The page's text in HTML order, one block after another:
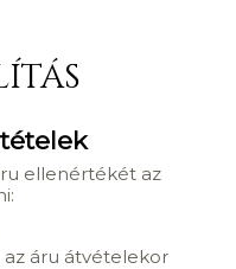
ellenértékét az
áru átvételekor